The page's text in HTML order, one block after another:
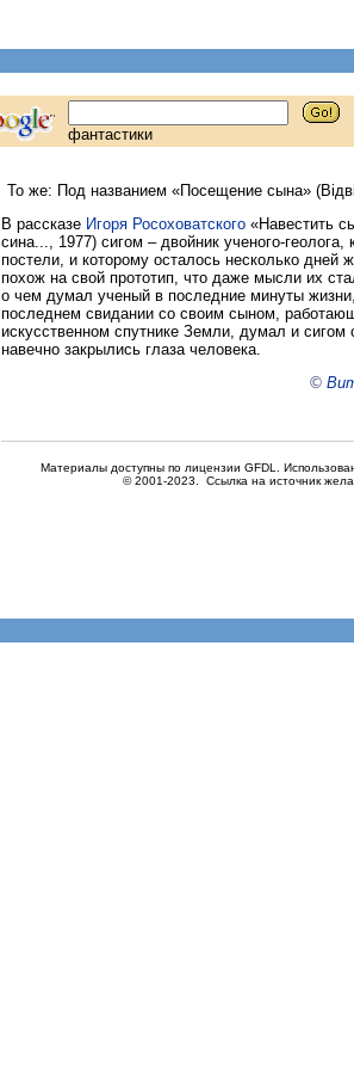
То же: Под названием «Посещение сына»
В рассказе Игоря Росоховатского «Навестить
сина..., 1977) сигом – двойник ученого-геолога,
постели, и которому осталось несколько дней
похож на свой прототип, что даже мысли их
о чем думал ученый в последние минуты
последнем свидании со своим сыном,
искусственном спутнике Земли, думал и сигом
навечно закрылись глаза человека.
©